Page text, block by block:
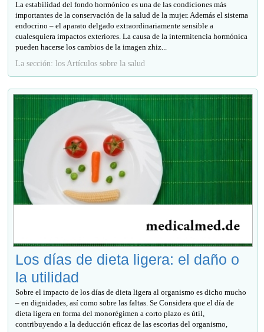
La estabilidad del fondo hormónico es una de las condiciones más
importantes de la conservación de la salud de la mujer. Además el sistema
endocrino – el aparato delgado extraordinariamente sensible a
cualesquiera impactos exteriores. La causa de la intermitencia hormónica
pueden hacerse los cambios de la imagen zhiz...
La sección: los Artículos sobre la salud
Los días de dieta ligera: el daño o
la utilidad
Sobre el impacto de los días de dieta ligera al organismo es dicho mucho
– en dignidades, así como sobre las faltas. Se Considera que el día de
dieta ligera en forma del monorégimen a corto plazo es útil,
contribuyendo a la deducción eficaz de las escorias del organismo,